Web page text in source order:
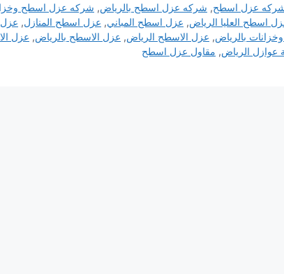
عزل اسطح, شركه عزل اسطح بالرياض, شركه عزل اسطح
اسطح العليا الرياض, عزل اسطح المباني, عزل اسطح المنازل,
بالرياض, عزل الاسطح الرياض, عزل الاسطح بالرياض, عزل
الرياض, مقاول عزل اسطح